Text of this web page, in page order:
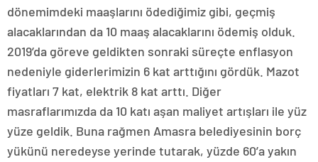
dönemimdeki maaşlarını ödediğimiz gibi, geçmiş
alacaklarından da 10 maaş alacaklarını ödemiş olduk.
2019’da göreve geldikten sonraki süreçte enflasyon
nedeniyle giderlerimizin 6 kat arttığını gördük. Mazot
fiyatları 7 kat, elektrik 8 kat arttı. Diğer
masraflarımızda da 10 katı aşan maliyet artışları ile yüz
yüze geldik. Buna rağmen Amasra belediyesinin borç
yükünü neredeyse yerinde tutarak, yüzde 60’a yakın